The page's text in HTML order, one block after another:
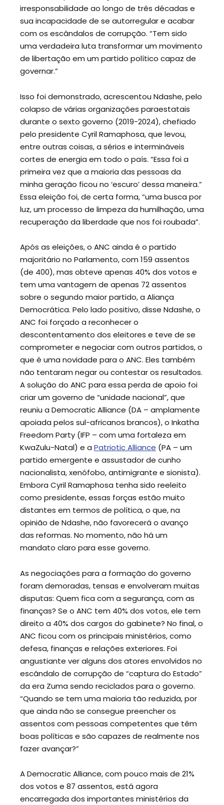
irresponsabilidade ao longo de três décadas e
sua incapacidade de se autorregular e acabar
com os escândalos de corrupção. “Tem sido
uma verdadeira luta transformar um movimento
de libertação em um partido político capaz de
governar.”
Isso foi demonstrado, acrescentou Ndashe, pelo
colapso de várias organizações paraestatais
durante o sexto governo (2019-2024), chefiado
pelo presidente Cyril Ramaphosa, que levou,
entre outras coisas, a sérios e intermináveis
cortes de energia em todo o país. “Essa foi a
primeira vez que a maioria das pessoas da
minha geração ficou no ‘escuro’ dessa maneira.”
Essa eleição foi, de certa forma, “uma busca por
luz, um processo de limpeza da humilhação, uma
recuperação da liberdade que nos foi roubada”.
Após as eleições, o ANC ainda é o partido
majoritário no Parlamento, com 159 assentos
(de 400), mas obteve apenas 40% dos votos e
tem uma vantagem de apenas 72 assentos
sobre o segundo maior partido, a Aliança
Democrática. Pelo lado positivo, disse Ndashe, o
ANC foi forçado a reconhecer o
descontentamento dos eleitores e teve de se
comprometer e negociar com outros partidos, o
que é uma novidade para o ANC. Eles também
não tentaram negar ou contestar os resultados.
A solução do ANC para essa perda de apoio foi
criar um governo de “unidade nacional”, que
reuniu a Democratic Alliance (DA – amplamente
apoiada pelos sul-africanos brancos), o Inkatha
Freedom Party (IFP – com uma fortaleza em
KwaZulu-Natal) e a Patriotic Alliance (PA – um
partido emergente e assustador de cunho
nacionalista, xenófobo, antimigrante e sionista).
Embora Cyril Ramaphosa tenha sido reeleito
como presidente, essas forças estão muito
distantes em termos de política, o que, na
opinião de Ndashe, não favorecerá o avanço
das reformas. No momento, não há um
mandato claro para esse governo.
As negociações para a formação do governo
foram demoradas, tensas e envolveram muitas
disputas: Quem fica com a segurança, com as
finanças? Se o ANC tem 40% dos votos, ele tem
direito a 40% dos cargos do gabinete? No final, o
ANC ficou com os principais ministérios, como
defesa, finanças e relações exteriores. Foi
angustiante ver alguns dos atores envolvidos no
escândalo de corrupção de “captura do Estado”
da era Zuma sendo reciclados para o governo.
“Quando se tem uma maioria tão reduzida, por
que ainda não se consegue preencher os
assentos com pessoas competentes que têm
boas políticas e são capazes de realmente nos
fazer avançar?”
A Democratic Alliance, com pouco mais de 21%
dos votos e 87 assentos, está agora
encarregada dos importantes ministérios da